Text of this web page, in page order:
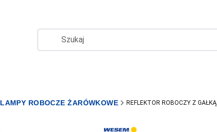
LAMPY ROBOCZE ŻARÓWKOWE REFLEKTOR ROBOCZY Z GAŁKĄ